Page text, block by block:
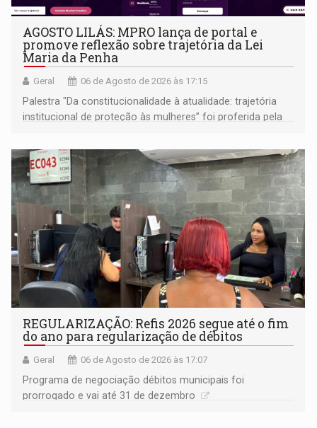
AGOSTO LILÁS: MPRO lança de portal e
promove reflexão sobre trajetória da Lei
Maria da Penha
Geral 06 de Agosto de 2026 às 17:15
Palestra "Da constitucionalidade à atualidade: trajetória
institucional de proteção às mulheres” foi proferida pela
Goiás
REGULARIZAÇÃO: Refis 2026 segue até o fim
do ano para regularização de débitos
Geral 06 de Agosto de 2026 às 17:07
Programa de negociação débitos municipais foi
prorrogado e vai até 31 de dezembro